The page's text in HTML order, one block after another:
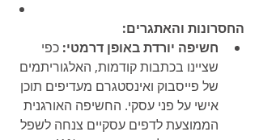
החסרונות והאתגרים:
חשיפה יורדת באופן דרמטי: כפי
שציינו בכתבות קודמות, האלגוריתמים
של פייסבוק ואינסטגרם מעדיפים תוכן
אישי על פני עסקי. החשיפה האורגנית
הממוצעת לדפים עסקיים צנחה לשפל